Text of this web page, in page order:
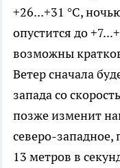
+26...+31 °C,
опустится до
возможны
Ветер сначала
запада со
позже изменит
северо-
13 метров в